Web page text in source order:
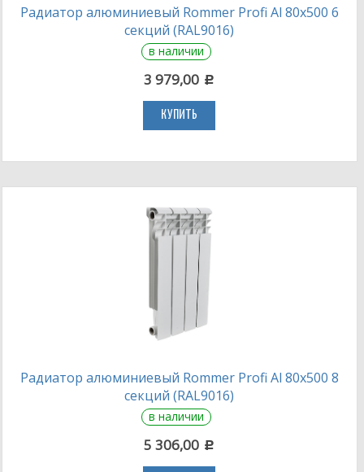
Радиатор алюминиевый Rommer Profi Al 80х500 6
секций (RAL9016)
в наличии
3 979,00 c
КУПИТЬ
Радиатор алюминиевый Rommer Profi Al 80х500 8
секций (RAL9016)
в наличии
5 306,00 c